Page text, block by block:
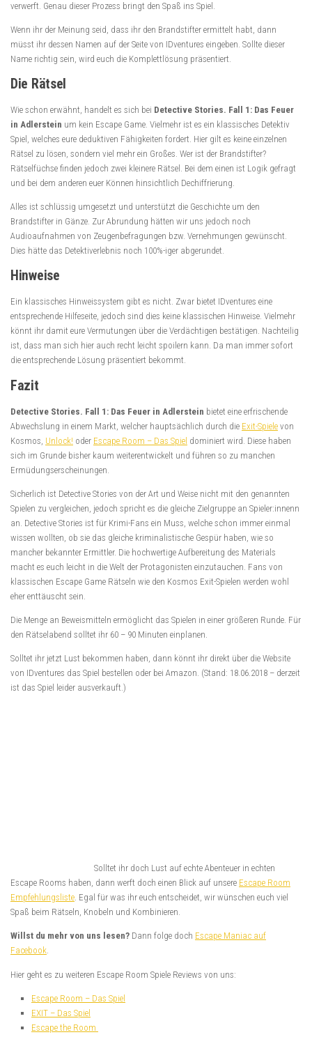
verwerft. Genau dieser Prozess bringt den Spaß ins Spiel.
Wenn ihr der Meinung seid, dass ihr den Brandstifter ermittelt habt, dann
müsst ihr dessen Namen auf der Seite von IDventures eingeben. Sollte dieser
Name richtig sein, wird euch die Komplettlösung präsentiert.
Die Rätsel
Wie schon erwähnt, handelt es sich bei Detective Stories. Fall 1: Das Feuer
in Adlerstein um kein Escape Game. Vielmehr ist es ein klassisches Detektiv
Spiel, welches eure deduktiven Fähigkeiten fordert. Hier gilt es keine einzelnen
Rätsel zu lösen, sondern viel mehr ein Großes. Wer ist der Brandstifter?
Rätselfüchse finden jedoch zwei kleinere Rätsel. Bei dem einen ist Logik gefragt
und bei dem anderen euer Können hinsichtlich Dechiffrierung.
Alles ist schlüssig umgesetzt und unterstützt die Geschichte um den
Brandstifter in Gänze. Zur Abrundung hätten wir uns jedoch noch
Audioaufnahmen von Zeugenbefragungen bzw. Vernehmungen gewünscht.
Dies hätte das Detektiverlebnis noch 100%-iger abgerundet.
Hinweise
Ein klassisches Hinweissystem gibt es nicht. Zwar bietet IDventures eine
entsprechende Hilfeseite, jedoch sind dies keine klassischen Hinweise. Vielmehr
könnt ihr damit eure Vermutungen über die Verdächtigen bestätigen. Nachteilig
ist, dass man sich hier auch recht leicht spoilern kann. Da man immer sofort
die entsprechende Lösung präsentiert bekommt.
Fazit
Detective Stories. Fall 1: Das Feuer in Adlerstein bietet eine erfrischende
Abwechslung in einem Markt, welcher hauptsächlich durch die Exit-Spiele von
Kosmos, Unlock! oder Escape Room – Das Spiel dominiert wird. Diese haben
sich im Grunde bisher kaum weiterentwickelt und führen so zu manchen
Ermüdungserscheinungen.
Sicherlich ist Detective Stories von der Art und Weise nicht mit den genannten
Spielen zu vergleichen, jedoch spricht es die gleiche Zielgruppe an Spieler:innenn
an. Detective Stories ist für Krimi-Fans ein Muss, welche schon immer einmal
wissen wollten, ob sie das gleiche kriminalistische Gespür haben, wie so
mancher bekannter Ermittler. Die hochwertige Aufbereitung des Materials
macht es euch leicht in die Welt der Protagonisten einzutauchen. Fans von
klassischen Escape Game Rätseln wie den Kosmos Exit-Spielen werden wohl
eher enttäuscht sein.
Die Menge an Beweismitteln ermöglicht das Spielen in einer größeren Runde. Für
den Rätselabend solltet ihr 60 – 90 Minuten einplanen.
Solltet ihr jetzt Lust bekommen haben, dann könnt ihr direkt über die Website
von IDventures das Spiel bestellen oder bei Amazon. (Stand: 18.06.2018 – derzeit
ist das Spiel leider ausverkauft.)
Solltet ihr doch Lust auf echte Abenteuer in echten
Escape Rooms haben, dann werft doch einen Blick auf unsere Escape Room
Empfehlungsliste. Egal für was ihr euch entscheidet, wir wünschen euch viel
Spaß beim Rätseln, Knobeln und Kombinieren.
Willst du mehr von uns lesen? Dann folge doch Escape Maniac auf
Facebook.
Hier geht es zu weiteren Escape Room Spiele Reviews von uns:
Escape Room – Das Spiel
EXIT – Das Spiel
Escape the Room